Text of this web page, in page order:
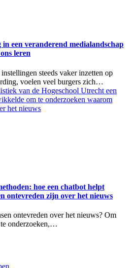
een veranderend medialandschap
leren
steeds vaker inzetten op
voelen veel burgers zich…
hoe een chatbot helpt
ontevreden zijn over het nieuws
ontevreden over het nieuws? Om
te onderzoeken,…